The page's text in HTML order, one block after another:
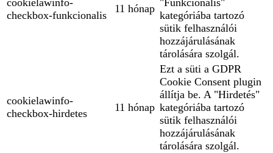
cookielawinfo-
checkbox-funkcionalis
11 hónap "Funkcionális"
kategóriába tartozó
sütik felhasználói
hozzájárulásának
tárolására szolgál.
cookielawinfo-
checkbox-hirdetes
11 hónap
Ezt a süti a GDPR
Cookie Consent plugin
állítja be. A "Hirdetés"
kategóriába tartozó
sütik felhasználói
hozzájárulásának
tárolására szolgál.